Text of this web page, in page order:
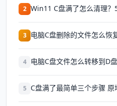
2 Win11 C盘满了怎么清理
3 电脑C盘删除的文件怎么恢
4 电脑C盘文件怎么转移到D
5 C盘满了最简单三个步骤